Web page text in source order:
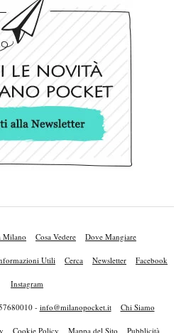
Milano Cosa Vedere Dove Mangiare
Utili Cerca Newsletter Facebook
Instagram
- info@milanopocket.it Chi Siamo
Cookie Policy Mappa del Sito Pubblicità